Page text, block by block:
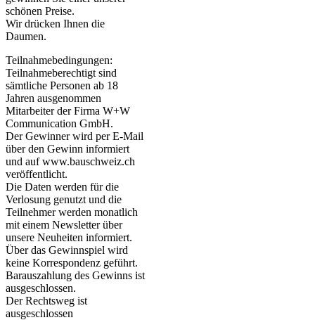
schönen Preise.
Wir drücken Ihnen die
Daumen.
Teilnahmebedingungen:
Teilnahmeberechtigt sind
sämtliche Personen ab 18
Jahren ausgenommen
Mitarbeiter der Firma W+W
Communication GmbH.
Der Gewinner wird per E-Mail
über den Gewinn informiert
und auf www.bauschweiz.ch
veröffentlicht.
Die Daten werden für die
Verlosung genutzt und die
Teilnehmer werden monatlich
mit einem Newsletter über
unsere Neuheiten informiert.
Über das Gewinnspiel wird
keine Korrespondenz geführt.
Barauszahlung des Gewinns ist
ausgeschlossen.
Der Rechtsweg ist
ausgeschlossen